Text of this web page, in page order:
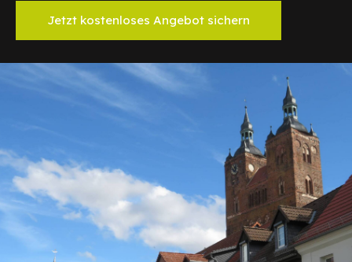
Jetzt kostenloses Angebot sichern